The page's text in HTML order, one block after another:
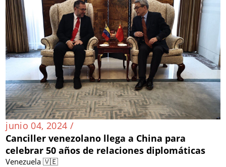
junio 04, 2024 /
Canciller venezolano llega a China para
celebrar 50 años de relaciones diplomáticas
Venezuela 🇻🇪